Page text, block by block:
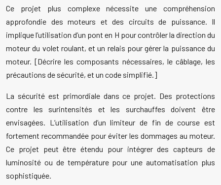
Ce projet plus complexe nécessite une compréhension
approfondie des moteurs et des circuits de puissance. Il
implique l’utilisation d’un pont en H pour contrôler la direction du
moteur du volet roulant, et un relais pour gérer la puissance du
moteur. [Décrire les composants nécessaires, le câblage, les
précautions de sécurité, et un code simplifié.]
La sécurité est primordiale dans ce projet. Des protections
contre les surintensités et les surchauffes doivent être
envisagées. L’utilisation d’un limiteur de fin de course est
fortement recommandée pour éviter les dommages au moteur.
Ce projet peut être étendu pour intégrer des capteurs de
luminosité ou de température pour une automatisation plus
sophistiquée.